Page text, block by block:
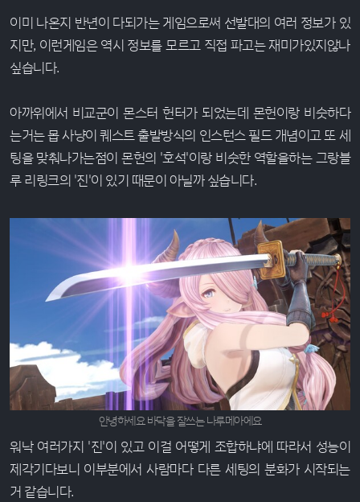
이미 나온지 반년이 다되가는 게임으로써 선발대의 여러 정보가 있
지만, 이런게임은 역시 정보를 모르고 직접 파고는 재미가있지않나
싶습니다.
아까위에서 비교군이 몬스터 헌터가 되었는데 몬헌이랑 비슷하다
는거는 몹 사냥이 퀘스트 출발방식의 인스턴스 필드 개념이고 또 세
팅을 맞춰나가는점이 몬헌의 '호석'이랑 비슷한 역할을하는 그랑블
루 리링크의 '진'이 있기 때문이 아닐까 싶습니다.
안녕하세요 바닥을 잘쓰는 나루메아에요
워낙 여러가지 '진'이 있고 이걸 어떻게 조합하냐에 따라서 성능이
제각기다보니 이부분에서 사람마다 다른 세팅의 분화가 시작되는
거 같습니다.